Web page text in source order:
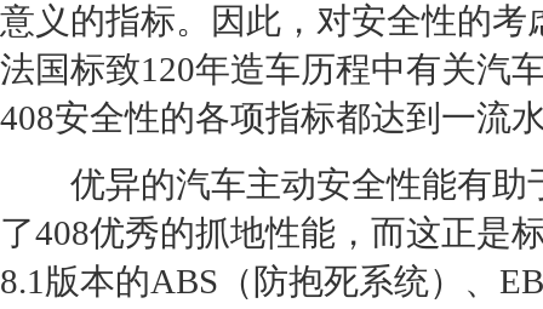
意义的指标。因此，对安全性的
法国标致120年造车历程中有关汽
408安全性的各项指标都达到一流
优异的汽车主动安全性能有助
了408优秀的抓地性能，而这正是
8.1版本的ABS（防抱死系统）、